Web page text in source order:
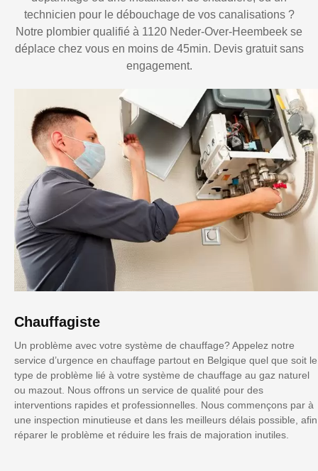
technicien pour le débouchage de vos canalisations ?
Notre plombier qualifié à 1120 Neder-Over-Heembeek se
déplace chez vous en moins de 45min. Devis gratuit sans
engagement.
Chauffagiste
Un problème avec votre système de chauffage? Appelez notre
service d’urgence en chauffage partout en Belgique quel que soit le
type de problème lié à votre système de chauffage au gaz naturel
ou mazout. Nous offrons un service de qualité pour des
interventions rapides et professionnelles. Nous commençons par à
une inspection minutieuse et dans les meilleurs délais possible, afin
réparer le problème et réduire les frais de majoration inutiles.